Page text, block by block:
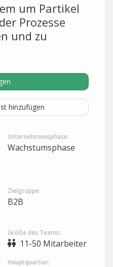
um Partikel
Prozesse
und zu
hinzufügen
Unternehmensphase:
Wachstumsphase
Zielgruppe:
B2B
Größe des Teams:
11-50 Mitarbeiter
Hauptquartier: